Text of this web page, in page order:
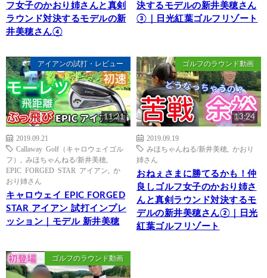
フ女子のかおり姉さんと真剣
ラウンド対決するモデルの新
井美穂さん④
決するモデルの新井美穂さん
③｜日光紅葉ゴルフリゾート
アイアンの試打・レビュー
11:21
2019.09.21
Callaway Golf（キャロウェイゴル
フ）
みほちゃんねる/新井美穂
EPIC FORGED STAR アイアン
か
おり姉さん
キャロウェイ EPIC FORGED
STAR アイアン 試打インプレ
ッション｜モデル 新井美穂
ゴルフのラウンド動画
13:24
2019.09.19
みほちゃんねる/新井美穂
かおり
姉さん
おねぇさまに勝てるかも！仲
良しゴルフ女子のかおり姉さ
んと真剣ラウンド対決するモ
デルの新井美穂さん②｜日光
紅葉ゴルフリゾート
ゴルフのラウンド動画